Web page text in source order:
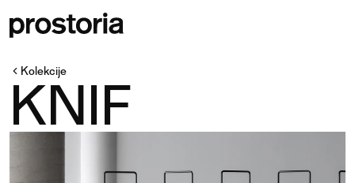
Kolekcije
KNIF